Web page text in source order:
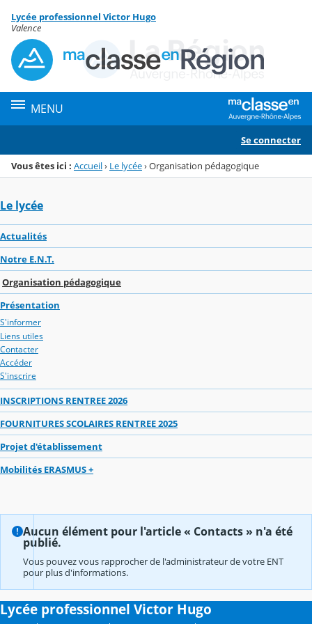
Menu de la rubrique
Contenu
Lycée professionnel Victor Hugo
Valence
MENU
Se connecter
Vous êtes ici : Accueil› Le lycée›Organisation pédagogique
Le lycée
Actualités
Notre E.N.T.
Organisation pédagogique
Présentation
S'informer
Liens utiles
Contacter
Accéder
S'inscrire
INSCRIPTIONS RENTREE 2026
FOURNITURES SCOLAIRES RENTREE 2025
Projet d'établissement
Mobilités ERASMUS +
Aucun élément pour l'article « Contacts » n'a été
publié.
Vous pouvez vous rapprocher de l'administrateur de votre ENT
pour plus d'informations.
Lycée professionnel Victor Hugo